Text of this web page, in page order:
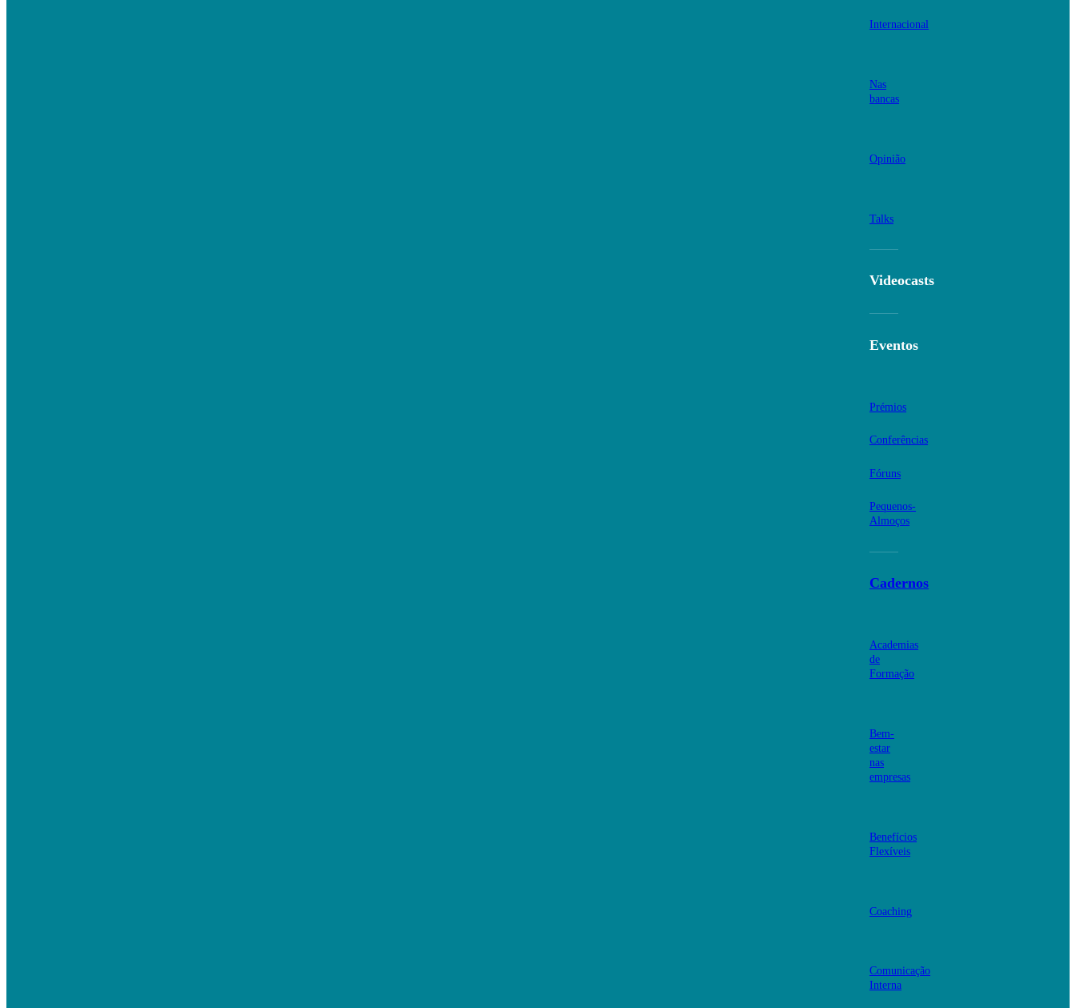
Internacional
Nas
bancas
Opinião
Talks
Videocasts
Eventos
Prémios
Conferências
Fóruns
Pequenos-
Almoços
Cadernos
Academias
de
Formação
Bem-
estar
nas
empresas
Benefícios
Flexíveis
Coaching
Comunicação
Interna